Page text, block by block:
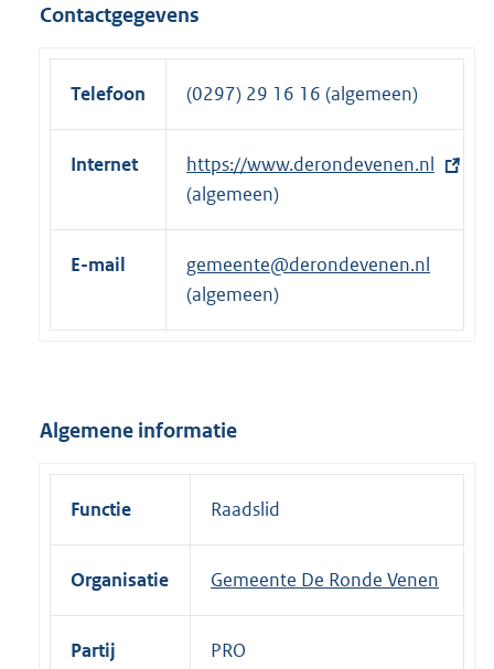
Contactgegevens
Telefoon (0297) 29 16 16 (algemeen)
Internet
E
x
t
r
e
n
k
https://www.derondevenen.nl
(algemeen)
E-mail
gemeente@derondevenen.nl
(algemeen)
Algemene informatie
Functie Raadslid
Organisatie Gemeente De Ronde Venen
Partij PRO